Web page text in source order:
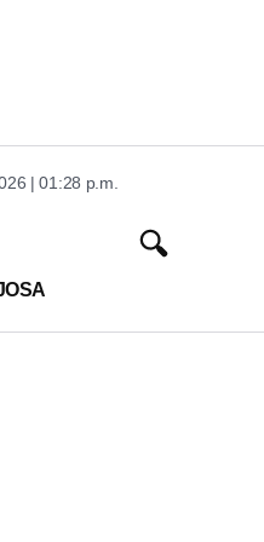
| 01:28 p.m.